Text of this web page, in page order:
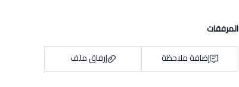
المرفقات
إضافة ملاحظة
إرفاق ملف